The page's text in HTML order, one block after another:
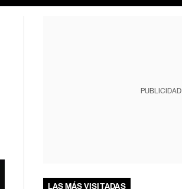
PUBLICIDAD
LAS MÁS VISITADAS